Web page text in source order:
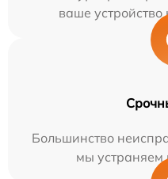
ваше
Большинство
мы устраняем